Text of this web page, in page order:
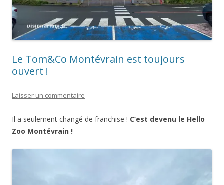
Le Tom&Co Montévrain est toujours
ouvert !
Laisser un commentaire
Il a seulement changé de franchise ! C’est devenu le Hello
Zoo Montévrain !